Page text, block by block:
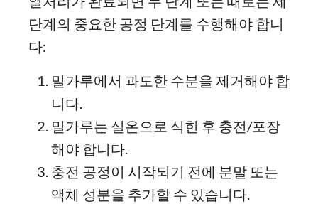
단계의 중요한 공정 단계를 수행해야 합니
다:
밀가루에서 과도한 수분을 제거해야 합
니다.
밀가루는 실온으로 식힌 후 충전/포장
해야 합니다.
충전 공정이 시작되기 전에 분말 또는
액체 성분을 추가할 수 있습니다.